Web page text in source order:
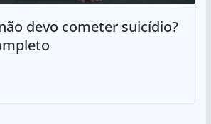
devo cometer suicídio?